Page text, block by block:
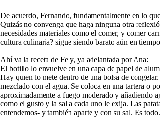
De acuerdo, Fernando, fundamentalmente en lo
Quizás no convenga que haga ninguna otra
necesidades materiales como el comer, y comer
cultura culinaria? sigue siendo barato aún en
Ahí va la receta de Fely, ya adelantada por Ana:
El botillo lo envuelve en una capa de papel de
Hay quien lo mete dentro de una bolsa de
mezclado con el agua. Se coloca en una tartera o
aproximadamente a fuego moderado y añadiendo
como el gusto y la sal a cada uno le exija. Las
entendemos- y también aparte y con su sal. Es